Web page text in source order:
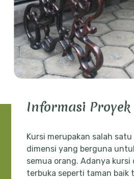
Informasi Proyek
Kursi merupakan salah
dimensi yang berguna
semua orang. Adanya kursi
terbuka seperti taman baik